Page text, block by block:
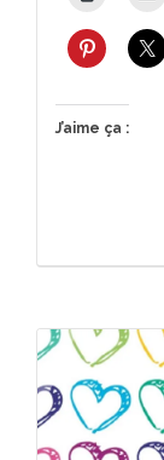
J’aime ça :